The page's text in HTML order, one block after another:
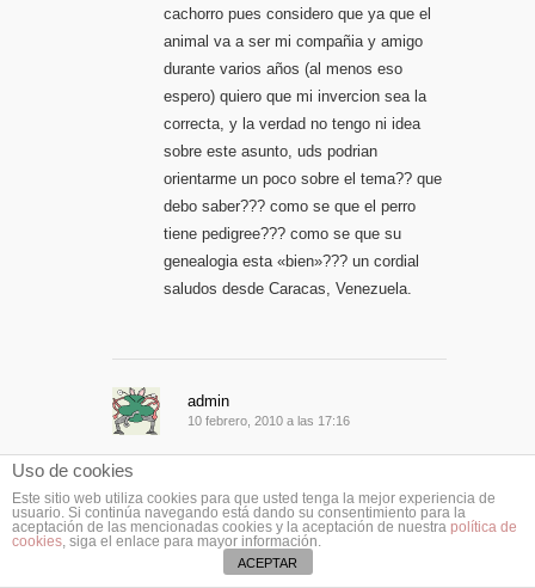
cachorro pues considero que ya que el
animal va a ser mi compañia y amigo
durante varios años (al menos eso
espero) quiero que mi invercion sea la
correcta, y la verdad no tengo ni idea
sobre este asunto, uds podrian
orientarme un poco sobre el tema?? que
debo saber??? como se que el perro
tiene pedigree??? como se que su
genealogia esta «bien»??? un cordial
saludos desde Caracas, Venezuela.
admin
10 febrero, 2010 a las 17:16
Juan Andrés!
El pedigree no es más que el árbol
genealógico donde se muestran los
Uso de cookies
Este sitio web utiliza cookies para que usted tenga la mejor experiencia de
usuario. Si continúa navegando está dando su consentimiento para la
aceptación de las mencionadas cookies y la aceptación de nuestra política de
cookies, siga el enlace para mayor información.
ACEPTAR